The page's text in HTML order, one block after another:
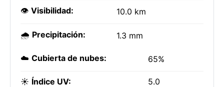
👁️ Visibilidad: 10.0 km
🌧️ Precipitación: 1.3 mm
☁️ Cubierta de nubes: 65%
☀️ Índice UV: 5.0